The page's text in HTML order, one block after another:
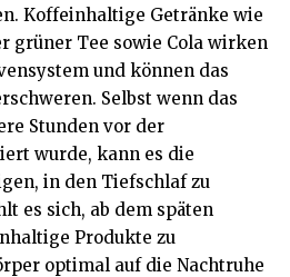
Koffeinhaltige Getränke wie
grüner Tee sowie Cola wirken
und können das
Selbst wenn das
Stunden vor der
wurde, kann es die
in den Tiefschlaf zu
es sich, ab dem späten
Produkte zu
optimal auf die Nachtruhe